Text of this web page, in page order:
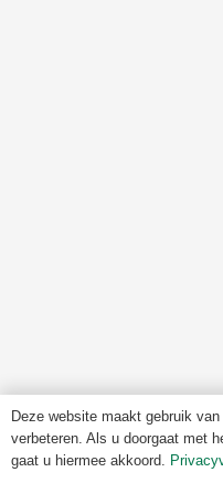
Deze website maakt gebruik
verbeteren. Als u doorgaat met
gaat u hiermee akkoord.